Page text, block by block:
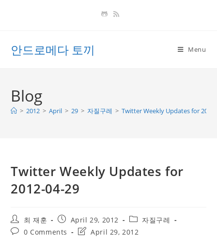
안드로메다 토끼 Menu
Blog
> 2012 > April > 29 > 자질구레 > Twitter Weekly Updates for
Twitter Weekly Updates for
2012-04-29
Post
author:
최 재훈
Post
published:
April 29, 2012
Post
category:
자질구레
Post0 Comments
PostApril 29, 2012